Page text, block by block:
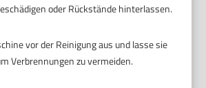
oder Rückstände hinterlassen.
vor der Reinigung aus und lasse sie
Verbrennungen zu vermeiden.